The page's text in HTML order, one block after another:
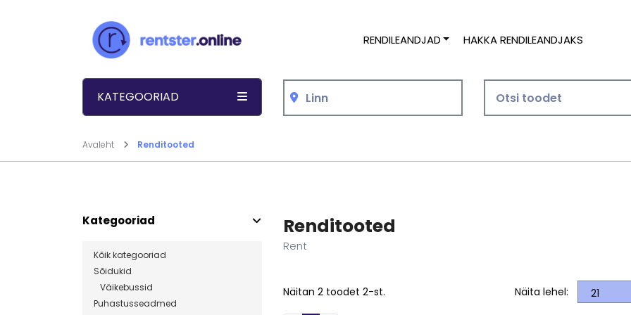
RENDILEANDJAD HAKKA RENDILEANDJAKS
KATEGOORIAD
Avaleht Renditooted
Kategooriad
Kõik kategooriad
Sõidukid
Väikebussid
Puhastusseadmed
Renditooted
Rent
Näitan 2 toodet 2-st. Näita lehel: